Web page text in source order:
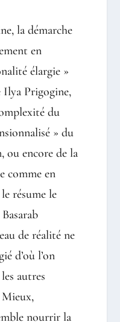
la démarche
en
élargie »
Prigogine,
du
» du
ou encore de la
comme en
résume le
de réalité ne
d’où l’on
autres
Mieux,
nourrir la